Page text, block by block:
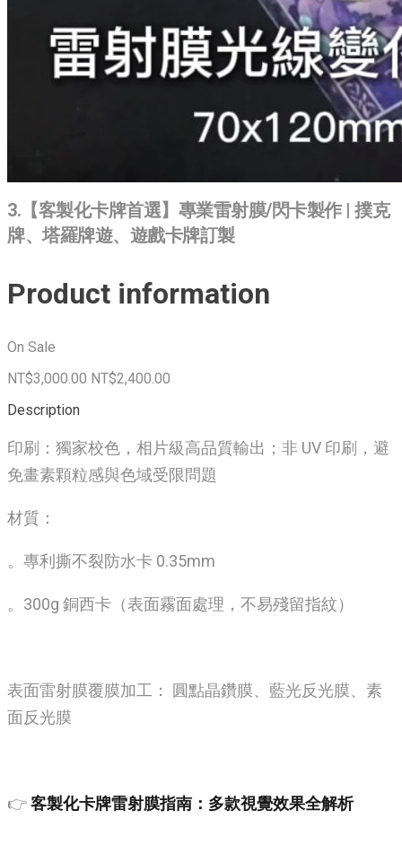
3.【客製化卡牌首選】專業雷射膜/閃卡製作 | 撲克
牌、塔羅牌遊、遊戲卡牌訂製
Product information
On Sale
NT$3,000.00 NT$2,400.00
Description
印刷：獨家校色，相片級高品質輸出；非 UV 印刷，避
免畫素顆粒感與色域受限問題
材質：
。專利撕不裂防水卡 0.35mm
。300g 銅西卡（表面霧面處理，不易殘留指紋）
表面雷射膜覆膜加工： 圓點晶鑽膜、藍光反光膜、素
面反光膜
👉客製化卡牌雷射膜指南：多款視覺效果全解析